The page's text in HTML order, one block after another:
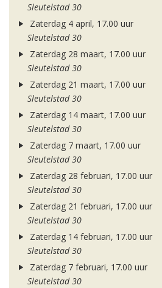
Sleutelstad 30
Zaterdag 4 april, 17.00 uur
Sleutelstad 30
Zaterdag 28 maart, 17.00 uur
Sleutelstad 30
Zaterdag 21 maart, 17.00 uur
Sleutelstad 30
Zaterdag 14 maart, 17.00 uur
Sleutelstad 30
Zaterdag 7 maart, 17.00 uur
Sleutelstad 30
Zaterdag 28 februari, 17.00 uur
Sleutelstad 30
Zaterdag 21 februari, 17.00 uur
Sleutelstad 30
Zaterdag 14 februari, 17.00 uur
Sleutelstad 30
Zaterdag 7 februari, 17.00 uur
Sleutelstad 30